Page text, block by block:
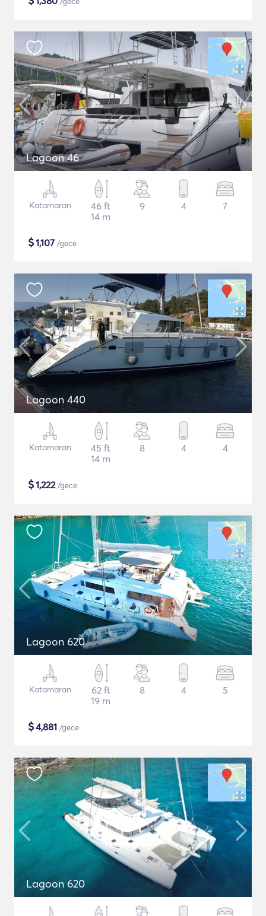
Lagoon 46
Katamaran
46 ft
14 m
9 4 7
$1,107 /gece
Lagoon 440
Katamaran
45 ft
14 m
8 4 4
$1,222/gece
Lagoon 620
Katamaran
62 ft
19 m
8 4 5
$4,881 /gece
Lagoon 620